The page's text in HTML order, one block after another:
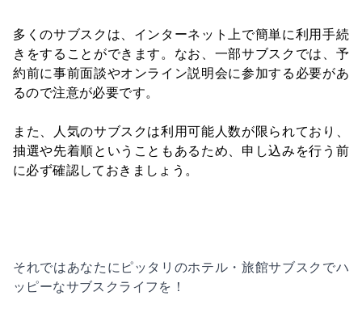
多くのサブスクは、インターネット上で簡単に利用手続
きをすることができます。なお、一部サブスクでは、予
約前に事前面談やオンライン説明会に参加する必要があ
るので注意が必要です。
また、人気のサブスクは利用可能人数が限られており、
抽選や先着順ということもあるため、申し込みを行う前
に必ず確認しておきましょう。
それではあなたにピッタリのホテル・旅館サブスクでハ
ッピーなサブスクライフを！